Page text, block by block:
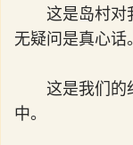
这是岛村对
无疑问是真心话。
这是我们的
中。